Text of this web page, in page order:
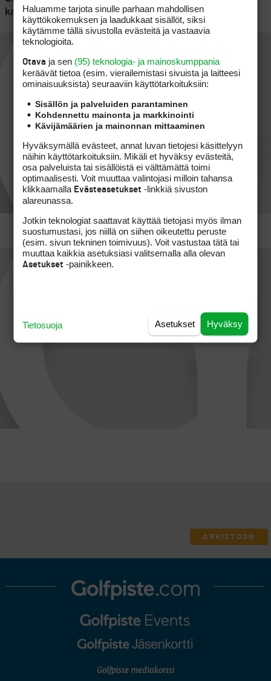
kannattaa huomioida
ARKISTOON
Golfpiste mediakortti
Haluamme tarjota sinulle parhaan mahdollisen
käyttökokemuksen ja laadukkaat sisällöt, siksi
käytämme tällä sivustolla evästeitä ja vastaavia
teknologioita.
Otava ja sen (95) teknologia- ja mainoskumppania
keräävät tietoa (esim. vierailemis­tasi sivuista ja laitteesi
ominaisuuk­sista) seuraaviin käyttötarkoituksiin:
Sisällön ja palveluiden parantaminen
Kohdennettu mainonta ja markkinointi
Kävijämäärien ja mainonnan mittaaminen
Hyväksymällä evästeet, annat luvan tietojesi käsittelyyn
näihin käyttötarkoituksiin. Mikäli et hyväksy evästeitä,
osa palveluista tai sisällöistä ei välttämättä toimi
optimaalisesti. Voit muuttaa valintojasi milloin tahansa
klikkaamalla Evästeasetukset -linkkiä sivuston
alareunassa.
Jotkin teknologiat saattavat käyttää tietojasi myös ilman
suostumustasi, jos niillä on siihen oikeutettu peruste
(esim. sivun tekninen toimivuus). Voit vastustaa tätä tai
muuttaa kaikkia asetuksiasi valitsemalla alla olevan
Asetukset -painikkeen.
Hyväksy
Asetukset
Tietosuoja